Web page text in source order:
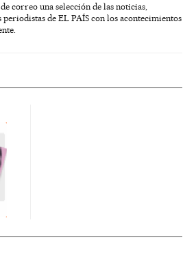
correo una selección de las noticias,
de EL PAÍS con los acontecimientos